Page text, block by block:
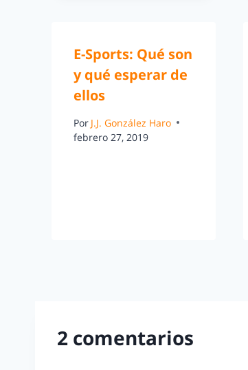
E-Sports: Qué son
y qué esperar de
ellos
Por J.J. González Haro
febrero 27, 2019
2 comentarios